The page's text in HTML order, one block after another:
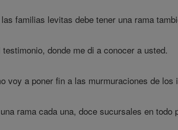
familias levitas debe tener una rama
donde me di a conocer a usted.
voy a poner fin a las murmuraciones de los
rama cada una, doce sucursales en todo